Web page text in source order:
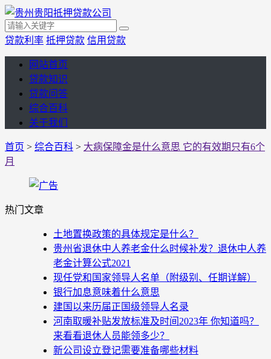
贷款利率 抵押贷款 信用贷款
网站首页
贷款知识
贷款问答
综合百科
关于我们
首页 > 综合百科 > 大病保障金是什么意思 它的有效期只有6个
月
热门文章
土地置换政策的具体规定是什么？
贵州省退休中人养老金什么时候补发？退休中人养
老金计算公式2021
现任党和国家领导人名单（附级别、任期详解）
银行加息意味着什么意思
建国以来历届正国级领导人名录
河南取暖补贴发放标准及时间2023年 你知道吗？
来看看退休人员能领多少？
新公司设立登记需要准备哪些材料